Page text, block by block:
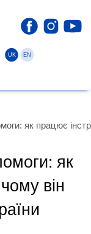
UK EN
як працює
як
він